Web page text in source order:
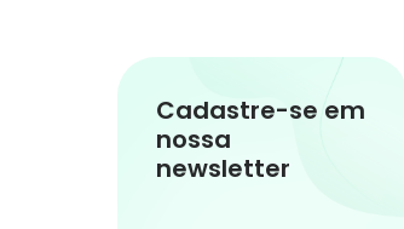
Cadastre-se em
nossa
newsletter